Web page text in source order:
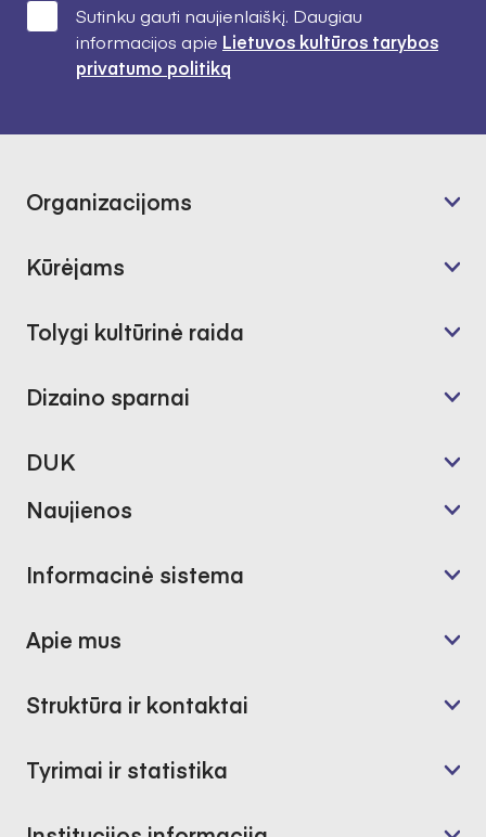
Sutinku gauti naujienlaiškį. Daugiau
informacijos apie Lietuvos kultūros tarybos
privatumo politiką
Organizacijoms
Kūrėjams
Tolygi kultūrinė raida
Dizaino sparnai
DUK
Naujienos
Informacinė sistema
Apie mus
Struktūra ir kontaktai
Tyrimai ir statistika